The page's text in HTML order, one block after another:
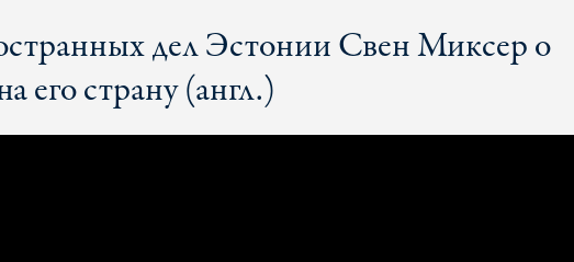
дел Эстонии Свен Миксер о
его страну (англ.)